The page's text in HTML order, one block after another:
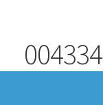
004334